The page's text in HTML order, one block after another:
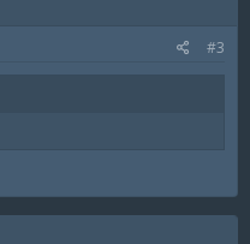
#3